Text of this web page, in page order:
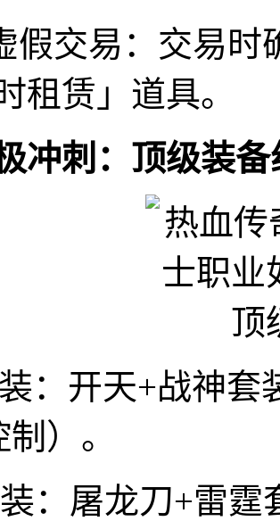
假交易：交易
租赁」道具。
冲刺：顶级装
：开天+战神
）。
：屠龙刀+雷